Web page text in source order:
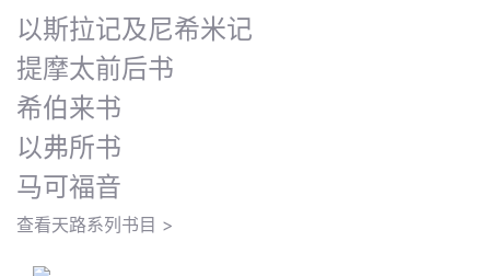
以斯拉记及尼希米记
提摩太前后书
希伯来书
以弗所书
马可福音
查看天路系列书目 >